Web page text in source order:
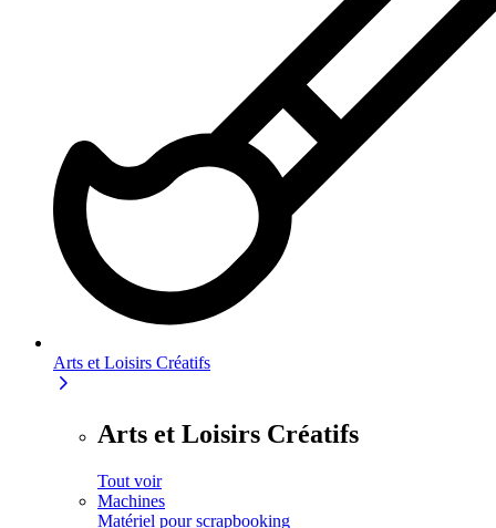
Arts et Loisirs Créatifs
Arts et Loisirs Créatifs
Tout voir
Machines
Matériel pour scrapbooking